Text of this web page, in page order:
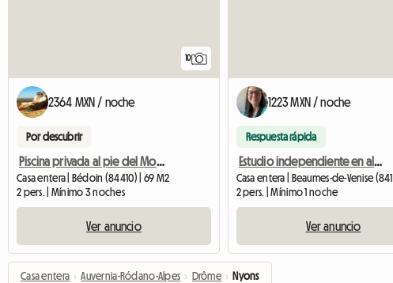
10
2364 MXN / noche
Por descubrir
Piscina privada al pie del Mont Ventoux en Provenza
Casa entera | Bédoin (84410) | 69 M2
2 pers. | Mínimo 3 noches
Ver anuncio
1223 MXN / noche
Respuesta rápida
Estudio independiente en alquiler con piscina
2 pers. | Mínimo 1 noche
Ver anuncio
Casa entera › Auvernia-Ródano-Alpes › Drôme › Nyons